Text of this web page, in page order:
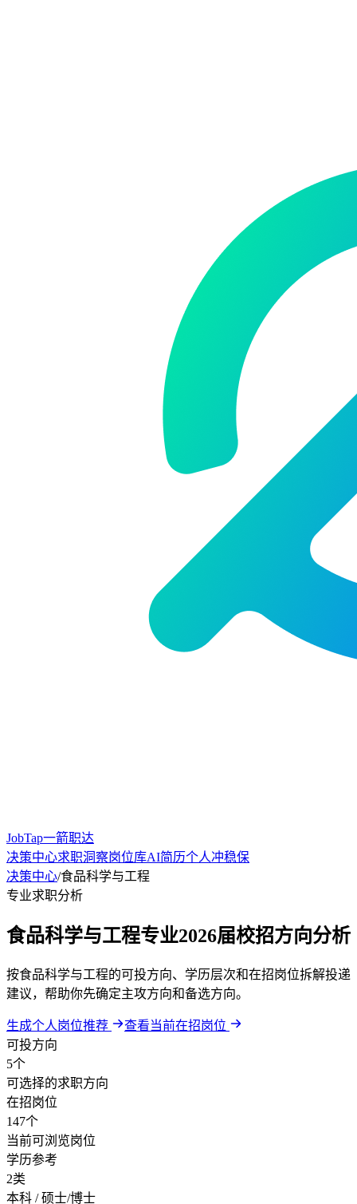
JobTap一箭职达
决策中心求职洞察岗位库AI简历个人冲稳保
决策中心/食品科学与工程
专业求职分析
食品科学与工程专业2026届校招方向分析
按食品科学与工程的可投方向、学历层次和在招岗位拆解投递
建议，帮助你先确定主攻方向和备选方向。
生成个人岗位推荐
查看当前在招岗位
可投方向
5个
可选择的求职方向
在招岗位
147个
当前可浏览岗位
学历参考
2类
本科 / 硕士/博士